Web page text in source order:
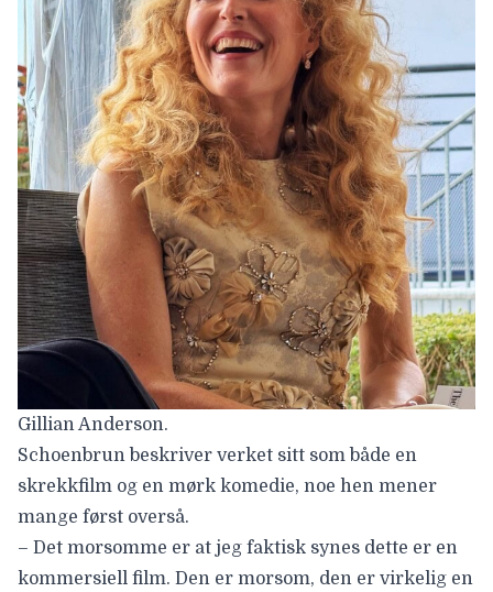
Gillian Anderson.
Schoenbrun beskriver verket sitt som både en
skrekkfilm og en mørk komedie, noe hen mener
mange først overså.
– Det morsomme er at jeg faktisk synes dette er en
kommersiell film. Den er morsom, den er virkelig en